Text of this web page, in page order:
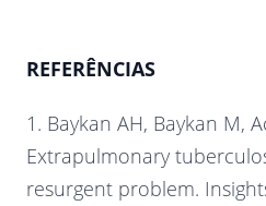
REFERÊNCIAS
1. Baykan AH, Baykan M,
Extrapulmonary
resurgent problem.